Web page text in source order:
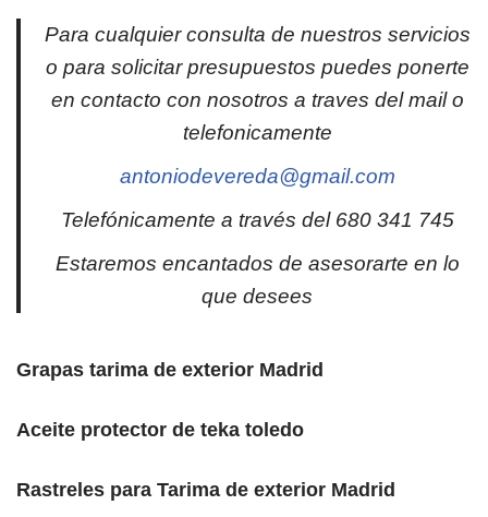
Para cualquier consulta de nuestros servicios
o para solicitar presupuestos puedes ponerte
en contacto con nosotros a traves del mail o
telefonicamente
antoniodevereda@gmail.com
Telefónicamente a través del 680 341 745
Estaremos encantados de asesorarte en lo
que desees
Grapas tarima de exterior Madrid
Aceite protector de teka toledo
Rastreles para Tarima de exterior Madrid